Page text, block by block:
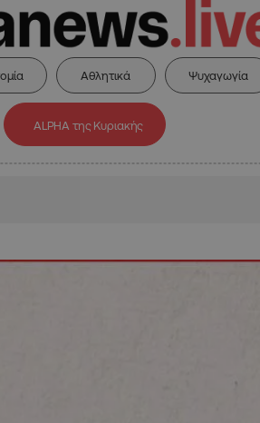
Αθλητικά Ψυχαγωγία
ALPHA της Κυριακής